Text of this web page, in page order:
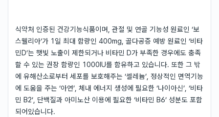
식약처 인증된 건강기능식품이며, 관절 및 연골 기능성 원료인 ‘보
스웰리아’가 1일 최대 함량인 400mg, 골다공증 예방 원료인 ‘비타
민D’는 햇빛 노출이 제한되거나 비타민 D가 부족한 경우에도 충족
할 수 있는 권장 함량인 1000IU를 함유하고 있습니다. 또한 그 밖
에 유해산소로부터 세포를 보호해주는 ‘셀레늄’, 정상적인 면역기능
에 도움을 주는 ‘아연’, 체내 에너지 생성에 필요한 ‘나이아신’, ‘비타
민 B2’, 단백질과 아미노산 이용에 필요한 ‘비타민 B6’ 성분도 포함
되어있습니다.